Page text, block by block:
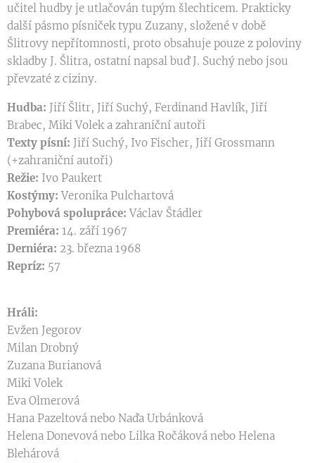
učitel hudby je utlačován tupým šlechticem. Prakticky
další pásmo písniček typu Zuzany, složené v době
Šlitrovy nepřítomnosti, proto obsahuje pouze z poloviny
skladby J. Šlitra, ostatní napsal buď J. Suchý nebo jsou
převzaté z ciziny.
Hudba: Jiří Šlitr, Jiří Suchý, Ferdinand Havlík, Jiří
Brabec, Miki Volek a zahraniční autoři
Texty písní: Jiří Suchý, Ivo Fischer, Jiří Grossmann
(+zahraniční autoři)
Režie: Ivo Paukert
Kostýmy:Veronika Pulchartová
Pohybová spolupráce:Václav Štádler
Premiéra: 14. září 1967
Derniéra: 23. března 1968
Repríz: 57
Hráli:
Evžen Jegorov
Milan Drobný
Zuzana Burianová
Miki Volek
Eva Olmerová
Hana Pazeltová nebo Naďa Urbánková
Helena Donevová nebo Lilka Ročáková nebo Helena
Blehárová